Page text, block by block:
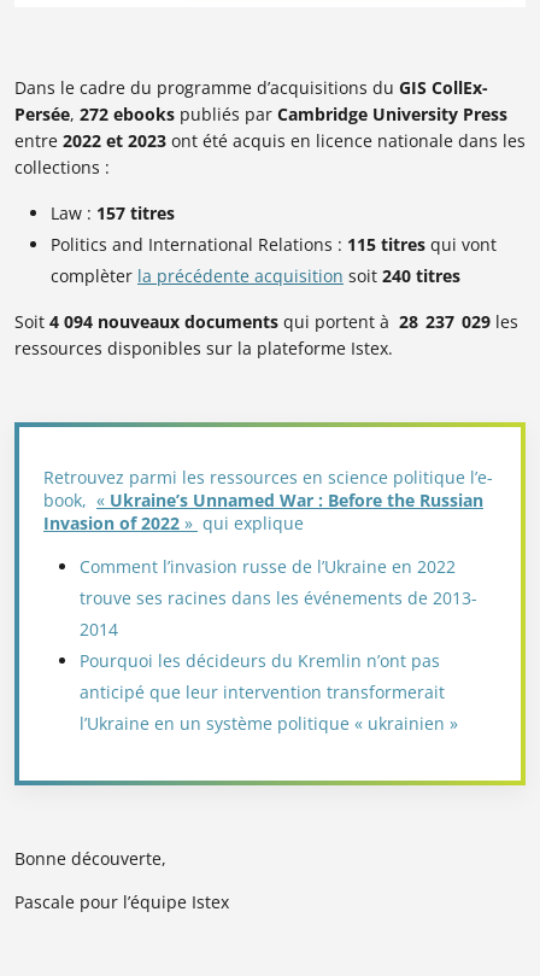
Dans le cadre du programme d’acquisitions du GIS CollEx-
Persée, 272 ebooks publiés par Cambridge University Press
entre 2022 et 2023 ont été acquis en licence nationale dans les
collections :
Law : 157 titres
Politics and International Relations : 115 titres qui vont
complèter la précédente acquisition soit 240 titres
Soit 4 094 nouveaux documents qui portent à 28 237 029 les
ressources disponibles sur la plateforme Istex.
Retrouvez parmi les ressources en science politique l’e-
book, « Ukraine’s Unnamed War : Before the Russian
Invasion of 2022 » qui explique
Comment l’invasion russe de l’Ukraine en 2022
trouve ses racines dans les événements de 2013-
2014
Pourquoi les décideurs du Kremlin n’ont pas
anticipé que leur intervention transformerait
l’Ukraine en un système politique « ukrainien »
Bonne découverte,
Pascale pour l’équipe Istex